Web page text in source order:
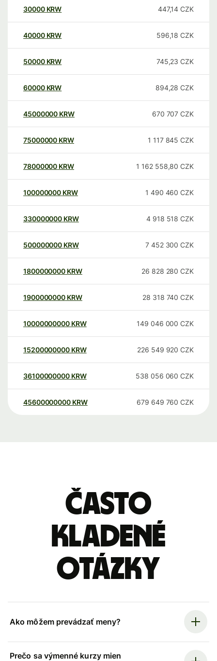
30000 KRW 447,14 CZK
40000 KRW 596,18 CZK
50000 KRW 745,23 CZK
60000 KRW 894,28 CZK
45000000 KRW 670 707 CZK
75000000 KRW 1 117 845 CZK
78000000 KRW 1 162 558,80 CZK
100000000 KRW 1 490 460 CZK
330000000 KRW 4 918 518 CZK
500000000 KRW 7 452 300 CZK
1800000000 KRW 26 828 280 CZK
1900000000 KRW 28 318 740 CZK
10000000000 KRW 149 046 000 CZK
15200000000 KRW 226 549 920 CZK
36100000000 KRW 538 056 060 CZK
45600000000 KRW 679 649 760 CZK
Často
kladené
otázky
Ako môžem prevádzať meny?
Prečo sa výmenné kurzy mien